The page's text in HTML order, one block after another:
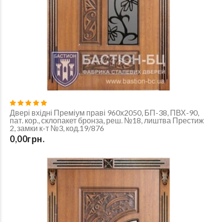
Двері вхідні Преміум праві 960х2050, БП-38, ПВХ-90,
пат. кор., склопакет бронза, реш. №18, лиштва Престиж
2, замки к-т №3, код.19/876
0,00грн.